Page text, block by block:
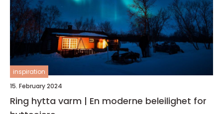
inspiration
15. February 2024
Ring hytta varm | En moderne beleilighet for